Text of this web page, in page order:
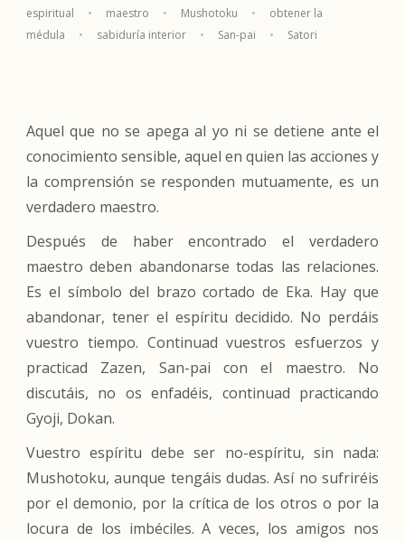
espiritual
• maestro • Mushotoku •
obtener la
médula
• sabiduría interior • San-pai • Satori
Aquel que no se apega al yo ni se detiene ante el
conocimiento sensible, aquel en quien las acciones y
la comprensión se responden mutuamente, es un
verdadero maestro.
Después de haber encontrado el verdadero
maestro deben abandonarse todas las relaciones.
Es el símbolo del brazo cortado de Eka. Hay que
abandonar, tener el espíritu decidido. No perdáis
vuestro tiempo. Continuad vuestros esfuerzos y
practicad Zazen, San-pai con el maestro. No
discutáis, no os enfadéis, continuad practicando
Gyoji, Dokan.
Vuestro espíritu debe ser no-espíritu, sin nada:
Mushotoku, aunque tengáis dudas. Así no sufriréis
por el demonio, por la crítica de los otros o por la
locura de los imbéciles. A veces, los amigos nos